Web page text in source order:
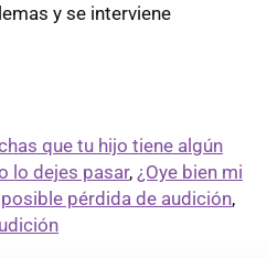
y se interviene
que tu hijo tiene algún
lo dejes pasar, ¿Oye bien mi
pérdida de audición,